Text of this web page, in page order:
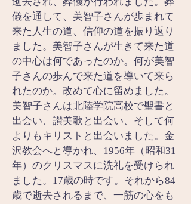
儀を通して、美智子さんが歩まれて
来た人生の道、信仰の道を振り返り
ました。美智子さんが生きて来た道
の中心は何であったのか。何が美智
子さんの歩んで来た道を導いて来ら
れたのか。改めて心に留めました。
美智子さんは北陸学院高校で聖書と
出会い、讃美歌と出会い、そして何
よりもキリストと出会いました。金
沢教会へと導かれ、1956年（昭和31
年）のクリスマスに洗礼を受けられ
ました。17歳の時です。それから84
歳で逝去されるまで、一筋の心をも